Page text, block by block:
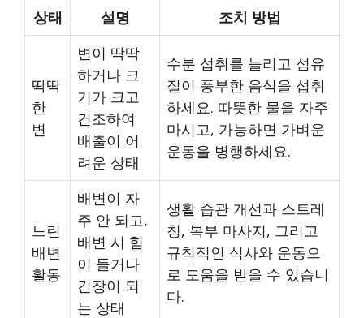
상태 설명 조치 방법
딱딱
한
변
변이 딱딱
하거나 크
기가 크고
건조하여
배출이 어
려운 상태
수분 섭취를 늘리고 섬유
질이 풍부한 음식을 섭취
하세요. 따뜻한 물을 자주
마시고, 가능하면 가벼운
운동을 병행하세요.
느린
배변
활동
배변이 자
주 안 되고,
배변 시 힘
이 들거나
긴장이 되
는 상태
생활 습관 개선과 스트레
칭, 복부 마사지, 그리고
규칙적인 식사와 운동으
로 도움을 받을 수 있습니
다.